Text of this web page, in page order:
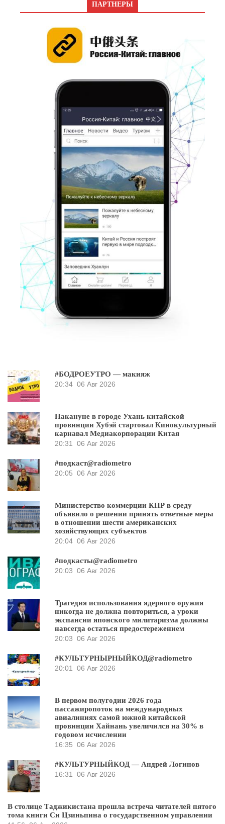
ПАРТНЕРЫ
#БОДРОЕУТРО — макияж
20:34 06 Авг 2026
Накануне в городе Ухань китайской
провинции Хубэй стартовал Кинокультурный
карнавал Медиакорпорации Китая
20:31
06 Авг 2026
#подкаст@radiometro
20:05 06 Авг 2026
Министерство коммерции КНР в среду
объявило о решении принять ответные меры
в отношении шести американских
хозяйствующих субъектов
20:04 06 Авг 2026
#подкасты@radiometro
20:03 06 Авг 2026
Трагедия использования ядерного оружия
никогда не должна повториться, а уроки
экспансии японского милитаризма должны
навсегда остаться предостережением
20:03 06 Авг 2026
#КУЛЬТУРНЫРНЫЙКОД@radiometro
20:01
06 Авг 2026
В первом полугодии 2026 года
пассажиропоток на международных
авиалиниях самой южной китайской
провинции Хайнань увеличился на 30% в
годовом исчислении
16:35 06 Авг 2026
#КУЛЬТУРНЫЙКОД — Андрей Логинов
16:31
06 Авг 2026
В столице Таджикистана прошла встреча читателей пятого
тома книги Си Цзиньпина о государственном управлении